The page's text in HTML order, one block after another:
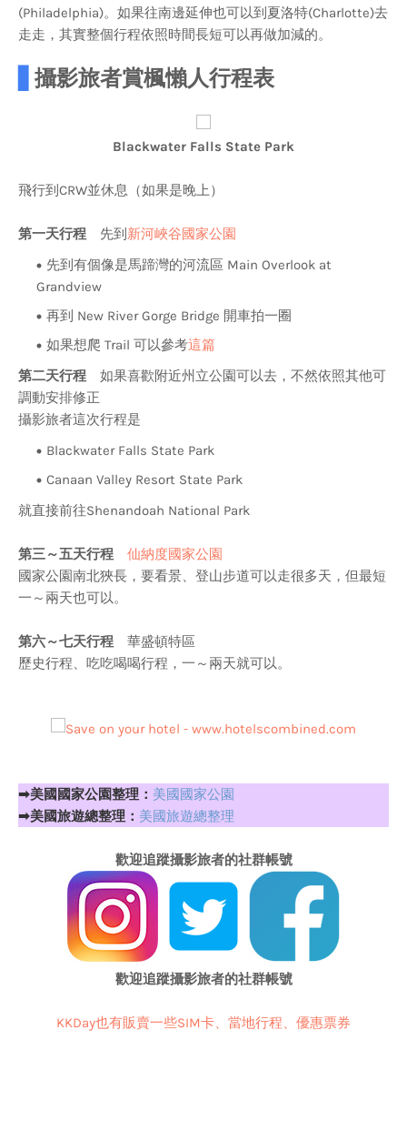
(Philadelphia)。如果往南邊延伸也可以到夏洛特(Charlotte)去
走走，其實整個行程依照時間長短可以再做加減的。
攝影旅者賞楓懶人行程表
Blackwater Falls State Park
飛行到CRW並休息（如果是晚上）
第一天行程 先到 新河峽谷國家公園
先到有個像是馬蹄灣的河流區 Main Overlook at
Grandview
再到 New River Gorge Bridge 開車拍一圈
如果想爬 Trail 可以參考這篇
第二天行程 如果喜歡附近州立公園可以去，不然依照其他可
調動安排修正
攝影旅者這次行程是
Blackwater Falls State Park
Canaan Valley Resort State Park
就直接前往Shenandoah National Park
第三～五天行程
仙納度國家公園
國家公園南北狹長，要看景、登山步道可以走很多天，但最短
一～兩天也可以。
第六～七天行程 華盛頓特區
歷史行程、吃吃喝喝行程，一～兩天就可以。
➡美國國家公園整理： 美國國家公園
➡美國旅遊總整理： 美國旅遊總整理
歡迎追蹤攝影旅者的社群帳號
歡迎追蹤攝影旅者的社群帳號
KKDay也有販賣一些SIM卡、當地行程、優惠票券